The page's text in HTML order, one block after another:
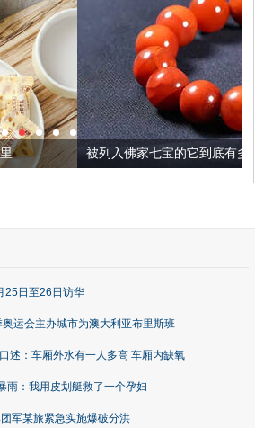
入佛家七宝的它到底有多美？
25日至26日访华
运会主办城市为澳大利亚布里斯班
述：车厢外水有一人多高 车厢内缺氧
雨：我用皮划艇救了一个孕妇
军某旅紧急实施爆破分洪